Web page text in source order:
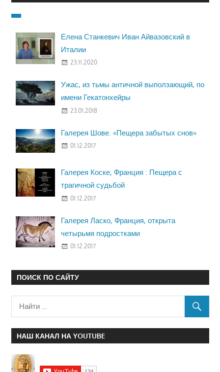
Елена Станкевич Иван Айвазовский в
Италии
23.11.2020
Ужас, из тьмы античной выползающий, по
имени Гекатонхейры
23.01.2018
Галерея Шове. «Пещера забытых снов»
01.12.2017
Галерея Коске, Франция : Пещера с
трагичной судьбой
01.12.2017
Галерея Ласко, Франция, открыта
четырьмя подростками
01.12.2017
ПОИСК ПО САЙТУ
НАШ КАНАЛ НА YOUTUBE